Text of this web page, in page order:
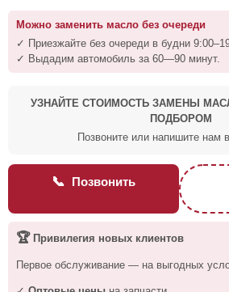
Можно заменить масло без очереди
✓ Приезжайте без очереди в будни
✓ Выдадим автомобиль за 60—90 минут.
УЗНАЙТЕ СТОИМОСТЬ ЗАМЕНЫ
ПОДБОРОМ
Позвоните или напишите нам
📞 Позвонить
🏆Привилегия новых клиентов
Первое обслуживание — на выгодных